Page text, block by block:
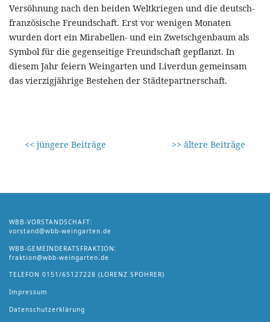
Versöhnung nach den beiden Weltkriegen und die deutsch-
französische Freundschaft. Erst vor wenigen Monaten
wurden dort ein Mirabellen- und ein Zwetschgenbaum als
Symbol für die gegenseitige Freundschaft gepflanzt. In
diesem Jahr feiern Weingarten und Liverdun gemeinsam
das vierzigjährige Bestehen der Städtepartnerschaft.
<< jüngere Beiträge >> ältere Beiträge
WBB-VORSTANDSCHAFT:
vorstand@wbb-weingarten.de
WBB-GEMEINDERATSFRAKTION:
fraktion@wbb-weingarten.de
TELEFON 0151/65127228 (LORENZ SPOHRER)
Impressum
Datenschutzerklärung